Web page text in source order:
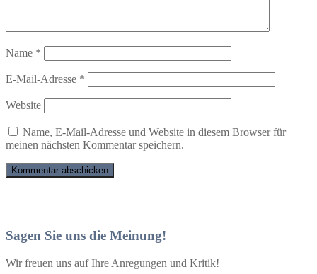
Name *
E-Mail-Adresse *
Website
Name, E-Mail-Adresse und Website in diesem Browser für
meinen nächsten Kommentar speichern.
Sagen Sie uns die Meinung!
Wir freuen uns auf Ihre Anregungen und Kritik!